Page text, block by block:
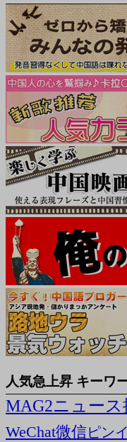
人気急上昇 キーワ
MAG2ニュース
WeChat微信ピン